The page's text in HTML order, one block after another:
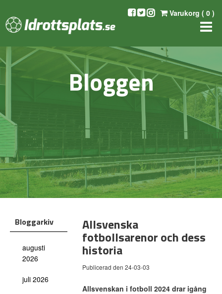
Varukorg ( 0 )
Bloggen
Bloggarkiv
augusti
2026
juli 2026
Allsvenska
fotbollsarenor och dess
historia
Publicerad den 24-03-03
Allsvenskan i fotboll 2024 drar igång